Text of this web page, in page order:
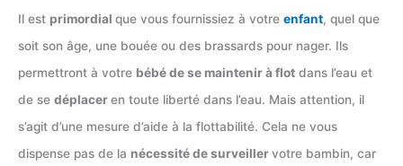
Il est primordial que vous fournissiez à votre enfant, quel que
soit son âge, une bouée ou des brassards pour nager. Ils
permettront à votre bébé de se maintenir à flot dans l’eau et
de se déplaceren toute liberté dans l’eau. Mais attention, il
s’agit d’une mesure d’aide à la flottabilité. Cela ne vous
dispense pas de la nécessité de surveillervotre bambin, car